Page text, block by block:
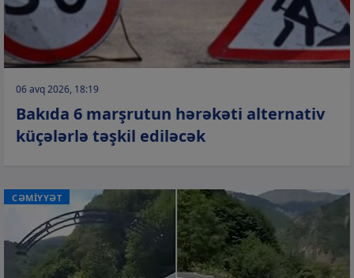
06 avq 2026, 18:19
Bakıda 6 marşrutun hərəkəti alternativ
küçələrlə təşkil ediləcək
CƏMİYYƏT